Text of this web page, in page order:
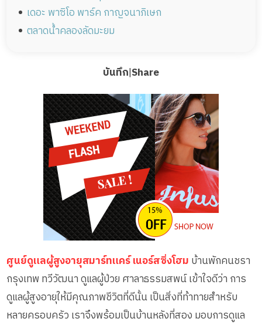
เดอะ พาซิโอ พาร์ค กาญจนาภิเษก
ตลาดน้ำคลองลัดมะยม
บันทึก|Share
ศูนย์ดูแลผู้สูงอายุสมาร์ทแคร์ เนอร์สซิ่งโฮม บ้านพักคนชรา
กรุงเทพ ทวีวัฒนา ดูแลผู้ป่วย ศาลาธรรมสพน์ เข้าใจดีว่า การ
ดูแลผู้สูงอายุให้มีคุณภาพชีวิตที่ดีนั้น เป็นสิ่งที่ท้าทายสำหรับ
หลายครอบครัว เราจึงพร้อมเป็นบ้านหลังที่สอง มอบการดูแล